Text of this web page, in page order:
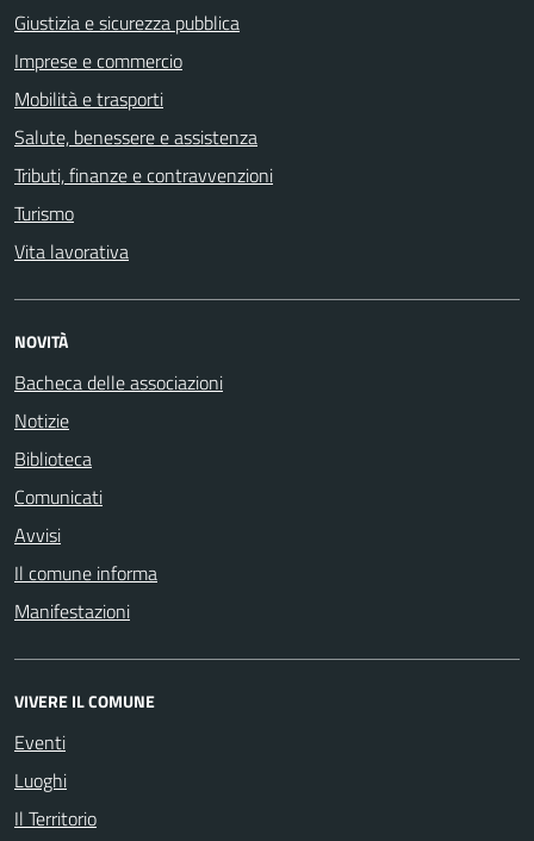
Giustizia e sicurezza pubblica
Imprese e commercio
Mobilità e trasporti
Salute, benessere e assistenza
Tributi, finanze e contravvenzioni
Turismo
Vita lavorativa
NOVITÀ
Bacheca delle associazioni
Notizie
Biblioteca
Comunicati
Avvisi
Il comune informa
Manifestazioni
VIVERE IL COMUNE
Eventi
Luoghi
Il Territorio